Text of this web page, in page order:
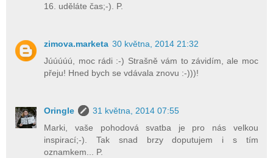
16. uděláte čas;-). P.
zimova.marketa 30 května, 2014 21:32
Júúúúú, moc rádi :-) Strašně vám to závidím, ale moc
přeju! Hned bych se vdávala znovu :-)))!
Oringle
31 května, 2014 07:55
Marki, vaše pohodová svatba je pro nás velkou
inspirací;-). Tak snad brzy doputujem i s tím
oznamkem... P.